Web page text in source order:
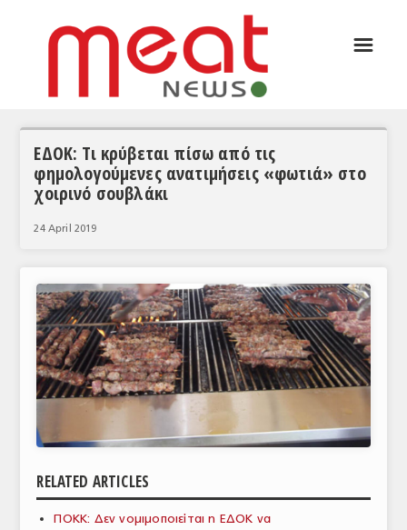
ΣΥΝΕΝΤΕΥΞΕΙΣ
ΚΟΣΜΟΣ
ΕΙΔΗΣΕΙΣ
ΕΥΡΩΠΑΪΚΕΣ ΑΠΟΦΑΣΕΙΣ
ΘΕΜΑΤΑ
ΑΝΑΛΥΣΕΙΣ
☰
ΕΔΟΚ: Τι κρύβεται πίσω από τις
φημολογούμενες ανατιμήσεις «φωτιά» στο
χοιρινό σουβλάκι
24 April 2019
RELATED ARTICLES
ΠΟΚΚ: Δεν νομιμοποιείται η ΕΔΟΚ να